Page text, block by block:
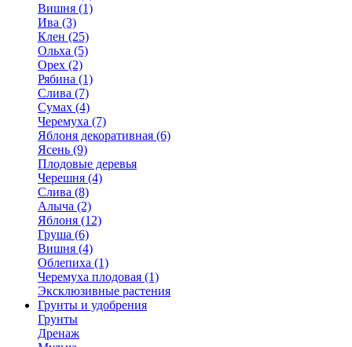
Вишня (1)
Ива (3)
Клен (25)
Ольха (5)
Орех (2)
Рябина (1)
Слива (7)
Сумах (4)
Черемуха (7)
Яблоня декоративная (6)
Ясень (9)
Плодовые деревья
Черешня (4)
Слива (8)
Алыча (2)
Яблоня (12)
Груша (6)
Вишня (4)
Облепиха (1)
Черемуха плодовая (1)
Эксклюзивные растения
Грунты и удобрения
Грунты
Дренаж